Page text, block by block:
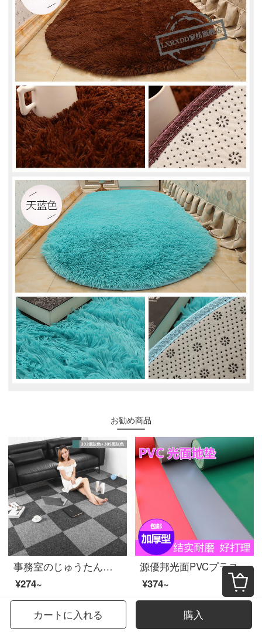
お勧め商品
事務室のじゅうたんのスプラインが寝室のリビングルームの部屋に敷かれています。オフィスビルのカーペット（303煙灰色+305黒灰色）1平方メートル：50 x 50 cm【4枚】4枚のシートをプレゼントします。
¥274~
源優邦光面PVCプラスチックのフロアマットテーブル滑り止めマット事務室クリーンワークショップの倉庫通路の床マット防水工場の作業場の床マット灰色1.2メートルの幅*1メートルの長さ
¥374~
カートに入れる 購入